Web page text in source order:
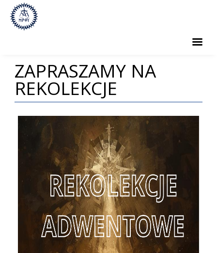
PARAFIA
SAKRAMENTY
CMENTARZ
KONTAKT
ZAPRASZAMY NA
REKOLEKCJE